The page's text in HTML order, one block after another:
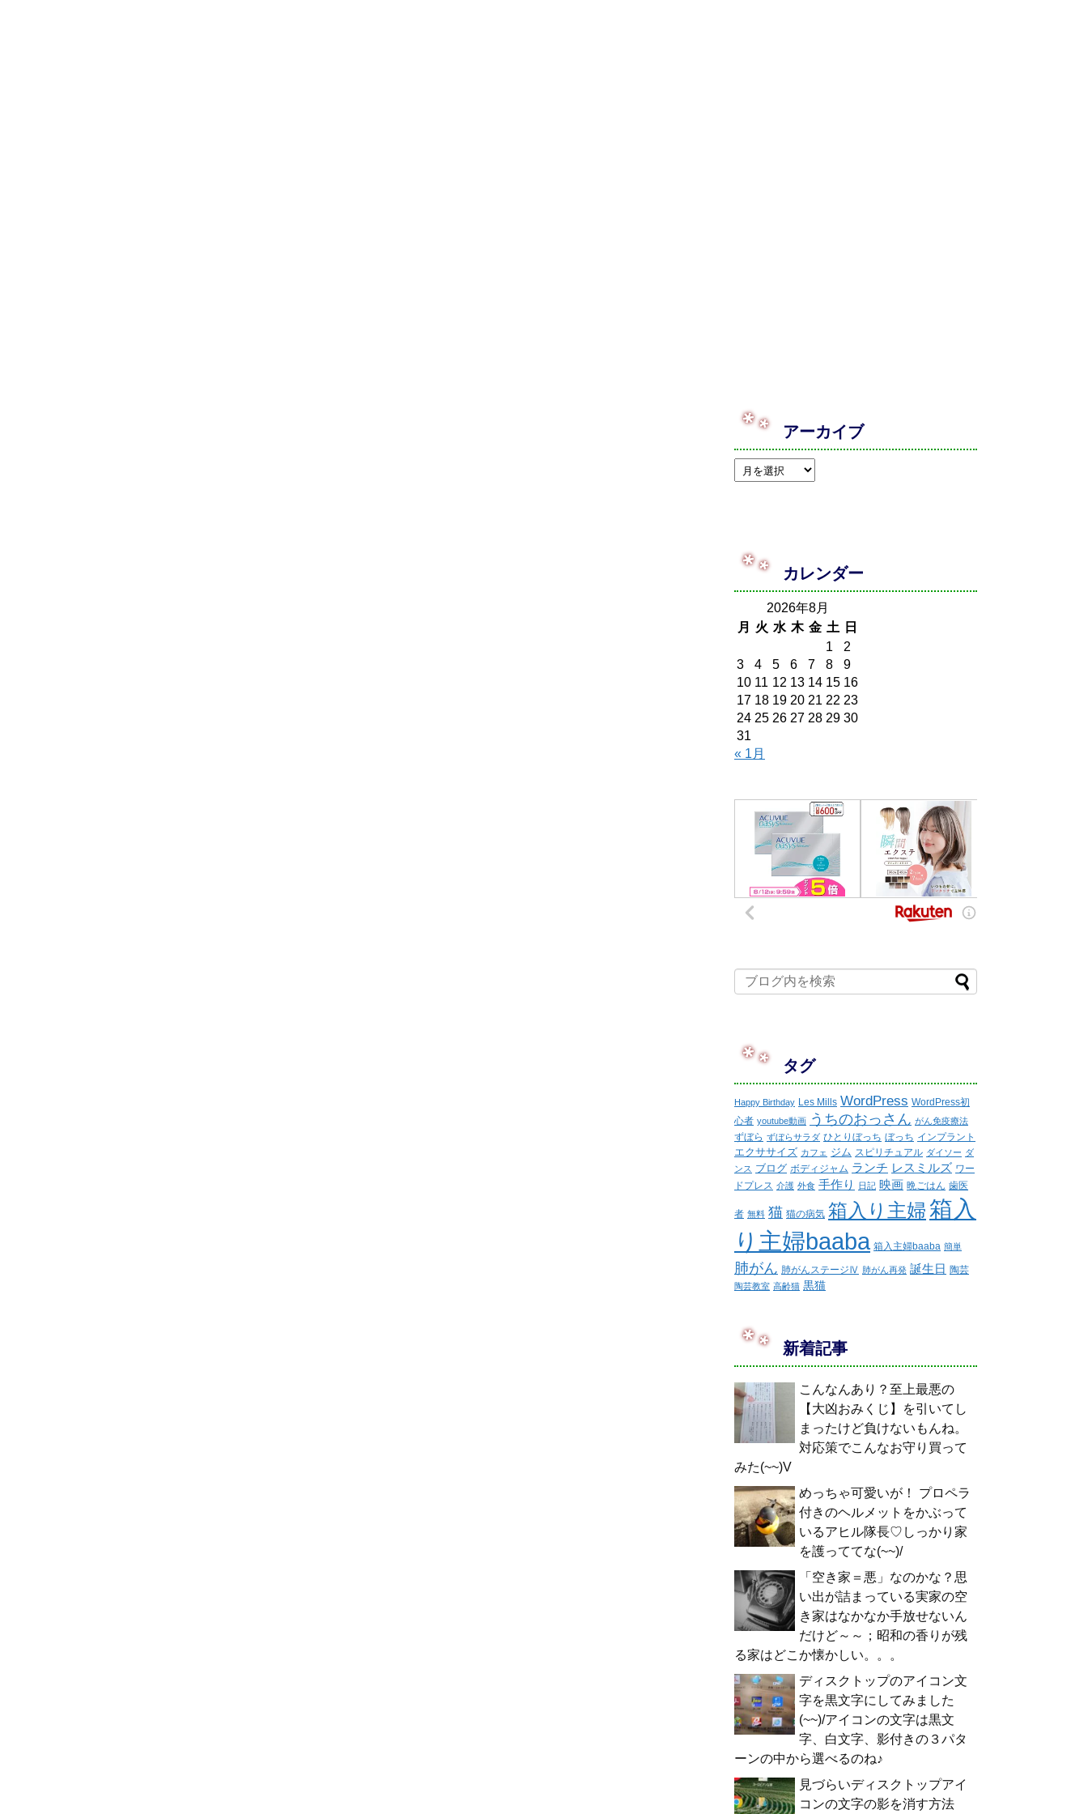
アーカイブ
カレンダー
2026年8月
月
火 水 木 金 土
日
1
2
3
4 5 6 7 8
9
10 11 12 13 14 15 16
17 18 19 20 21 22 23
24 25 26 27 28 29 30
31
« 1月
タグ
Happy Birthday Les Mills WordPress WordPress初
心者 youtube動画 うちのおっさん がん免疫療法
ずぼら ずぼらサラダ ひとりぼっち ぼっち インプラント
エクササイズ カフェ ジム スピリチュアル ダイソー ダ
ンス ブログ ボディジャム ランチ レスミルズ ワー
ドプレス 介護 外食 手作り 日記 映画 晩ごはん 歯医
者 無料 猫 猫の病気 箱入り主婦 箱入
り主婦baaba 箱入主婦baaba 簡単
肺がん 肺がんステージⅣ 肺がん再発 誕生日 陶芸
陶芸教室 高齢猫 黒猫
新着記事
こんなんあり？至上最悪の
【大凶おみくじ】を引いてし
まったけど負けないもんね。
対応策でこんなお守り買って
みた(~~)V
めっちゃ可愛いが！ プロペラ
付きのヘルメットをかぶって
いるアヒル隊長♡しっかり家
を護っててな(~~)/
「空き家＝悪」なのかな？思
い出が詰まっている実家の空
き家はなかなか手放せないん
だけど～～；昭和の香りが残
る家はどこか懐かしい。。。
ディスクトップのアイコン文
字を黒文字にしてみました
(~~)/アイコンの文字は黒文
字、白文字、影付きの３パタ
ーンの中から選べるのね♪
見づらいディスクトップアイ
コンの文字の影を消す方法